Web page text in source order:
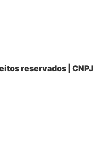
reservados | CNPJ